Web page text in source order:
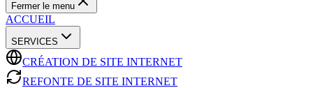
Fermer le menu
ACCUEIL
SERVICES
CRÉATION DE SITE INTERNET
REFONTE DE SITE INTERNET